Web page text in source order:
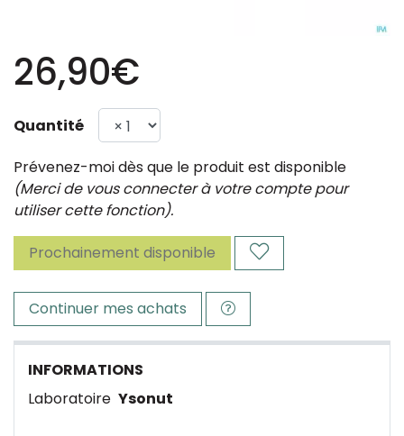
26,90€
Quantité
Prévenez-moi dès que le produit est disponible
(Merci de vous connecter à votre compte pour
utiliser cette fonction).
Prochainement disponible
Continuer mes achats
INFORMATIONS
Laboratoire Ysonut